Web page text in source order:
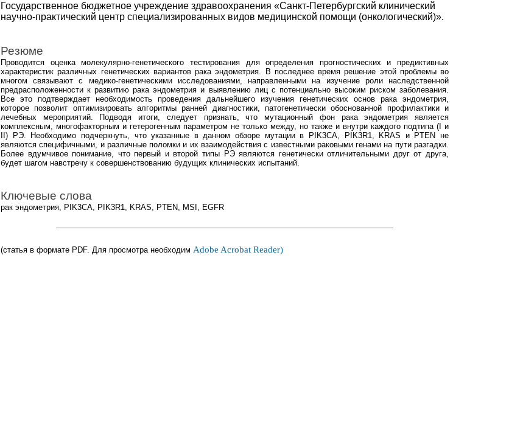
Государственное бюджетное учреждение здравоохранения «Санкт-Петербургский клинический
научно-практический центр специализированных видов медицинской помощи (онкологический)».
Резюме
Проводится оценка молекулярно-генетического тестирования для определения прогностических и предиктивных
характеристик различных генетических вариантов рака эндометрия. В последнее время решение этой проблемы во
многом связывают с медико-генетическими исследованиями, направленными на изучение роли наследственной
предрасположенности к развитию рака эндометрия и выявлению лиц с потенциально высоким риском заболевания.
Все это подтверждает необходимость проведения дальнейшего изучения генетических основ рака эндометрия,
которое позволит оптимизировать алгоритмы ранней диагностики, патогенетически обоснованной профилактики и
лечебных мероприятий. Подводя итоги, следует признать, что мутационный фон рака эндометрия является
комплексным, многофакторным и гетерогенным параметром не только между, но также и внутри каждого подтипа (I и
II) РЭ. Необходимо подчеркнуть, что указанные в данном обзоре мутации в PIK3CA, PIK3R1, KRAS и PTEN не
являются специфичными, и различные поломки и их взаимодействия с известными раковыми генами на пути разгадки.
Более вдумчивое понимание, что первый и второй типы РЭ являются генетически отличительными друг от друга,
будет шагом навстречу к совершенствованию будущих клинических испытаний.
Ключевые слова
рак эндометрия, PIK3CA, PIK3R1, KRAS, PTEN, MSI, EGFR
(статья в формате PDF. Для просмотра необходим Adobe Acrobat Reader)